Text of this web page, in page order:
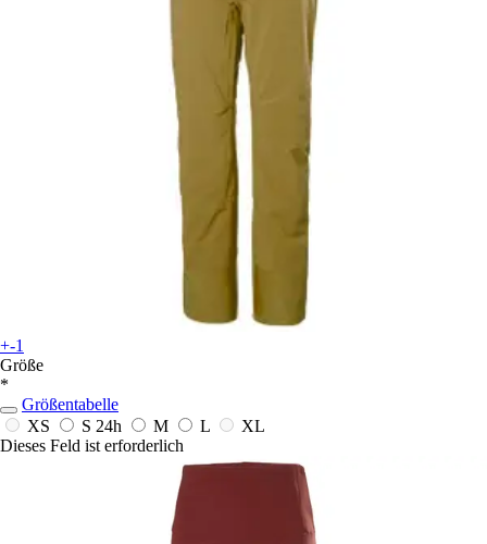
+-1
Größe
*
Größentabelle
XS
S 24h M L
XL
Dieses Feld ist erforderlich